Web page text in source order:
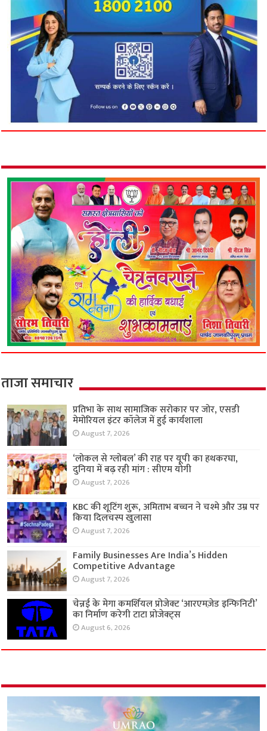
ताजा समाचार
प्रतिभा के साथ सामाजिक सरोकार पर जोर, एसडी
मेमोरियल इंटर कॉलेज में हुई कार्यशाला
August 7, 2026
‘लोकल से ग्लोबल’ की राह पर यूपी का हथकरघा,
दुनिया में बढ़ रही मांग : सीएम योगी
August 7, 2026
KBC की शूटिंग शुरू, अमिताभ बच्चन ने चश्मे और उम्र पर
किया दिलचस्प खुलासा
August 7, 2026
Family Businesses Are India’s Hidden
Competitive Advantage
August 7, 2026
चेन्नई के मेगा कमर्शियल प्रोजेक्ट ‘आरएमज़ेड इन्फिनिटी’
का निर्माण करेगी टाटा प्रोजेक्ट्स
August 6, 2026